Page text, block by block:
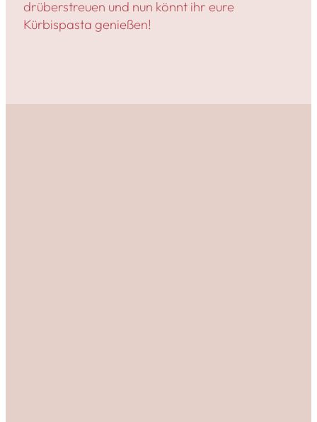
drüberstreuen und nun könnt ihr eure
Kürbispasta genießen!